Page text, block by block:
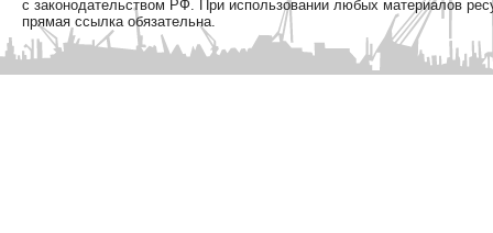
с законодательством РФ. При использовании любых материалов
прямая ссылка обязательна.